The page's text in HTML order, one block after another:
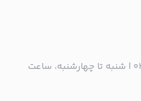
تلفن پشتیبانی ۰۲۱۵۷۹۴۲۰۰۰ | شنبه تا چهارشنبه، ساعت